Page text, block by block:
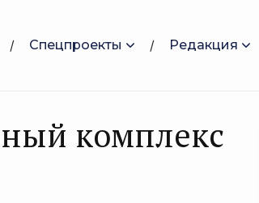
Спецпроекты Редакция
комплекс